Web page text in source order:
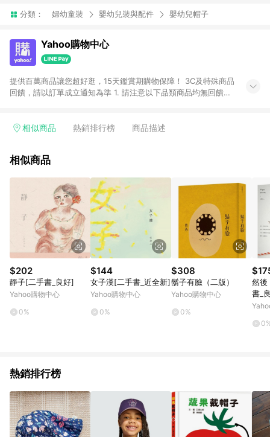
分類： 婦幼童裝 嬰幼兒裝與配件 嬰幼兒帽子
Yahoo購物中心
提供百萬商品讓您超好逛，15天鑑賞期購物保障！ 3C及特殊商品
回饋，請以訂單成立通知為準 1. 請注意以下品類商品均無回饋：
電玩/遊戲/相機/單眼/鏡頭/拍立得 [2024/6/1起適用] -內接硬
的購回饋活動享Yahoo超贈點回饋者 - 購物中心商店之商品：商
3. 訂單回饋金額將扣除運費/購物金/超贈點/福利金/紅利折抵/折
價券等虛擬貨幣折抵 4. 大宗採購或批發轉賣不具回饋資格： 如
有相關事證認定您為大宗採購、批發轉賣而非最終消費使用者，
相關認定以Yahoo購物中心之認定為準
相似商品 熱銷排行榜 商品描述
相似商品
$202
靜子[二手書_良好]
Yahoo購物中心
0%
$144
女子漢[二手書_近全新]
Yahoo購物中心
0%
$308
鬍子有臉（二版）
Yahoo購物中心
0%
然後
書_
熱銷排行榜